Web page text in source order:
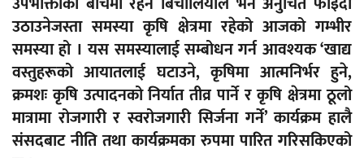
उठाउनेजस्ता समस्या कृषि क्षेत्रमा रहेको आजको गम्भीर
समस्या हो । यस समस्यालाई सम्बोधन गर्न आवश्यक ‘खाद्य
वस्तुहरूको आयातलाई घटाउने, कृषिमा आत्मनिर्भर हुने,
क्रमशः कृषि उत्पादनको निर्यात तीव्र पार्ने र कृषि क्षेत्रमा ठूलो
मात्रामा रोजगारी र स्वरोजगारी सिर्जना गर्ने’ कार्यक्रम हालै
संसदबाट नीति तथा कार्यक्रमका रुपमा पारित गरिसकिएको